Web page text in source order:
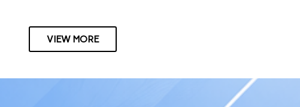
VIEW MORE